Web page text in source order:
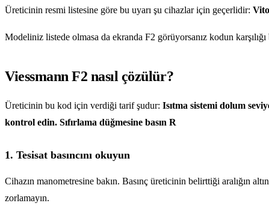
Üreticinin resmi listesine göre bu uyarı şu cihazlar için geçerlidir:
Modeliniz listede olmasa da ekranda F2 görüyorsanız kodun
Viessmann F2 nasıl çözülür?
Üreticinin bu kod için verdiği tarif şudur: Isıtma sistemi dolum
kontrol edin. Sıfırlama düğmesine basın R
1. Tesisat basıncını okuyun
Cihazın manometresine bakın. Basınç üreticinin belirttiği aralığın
zorlamayın.